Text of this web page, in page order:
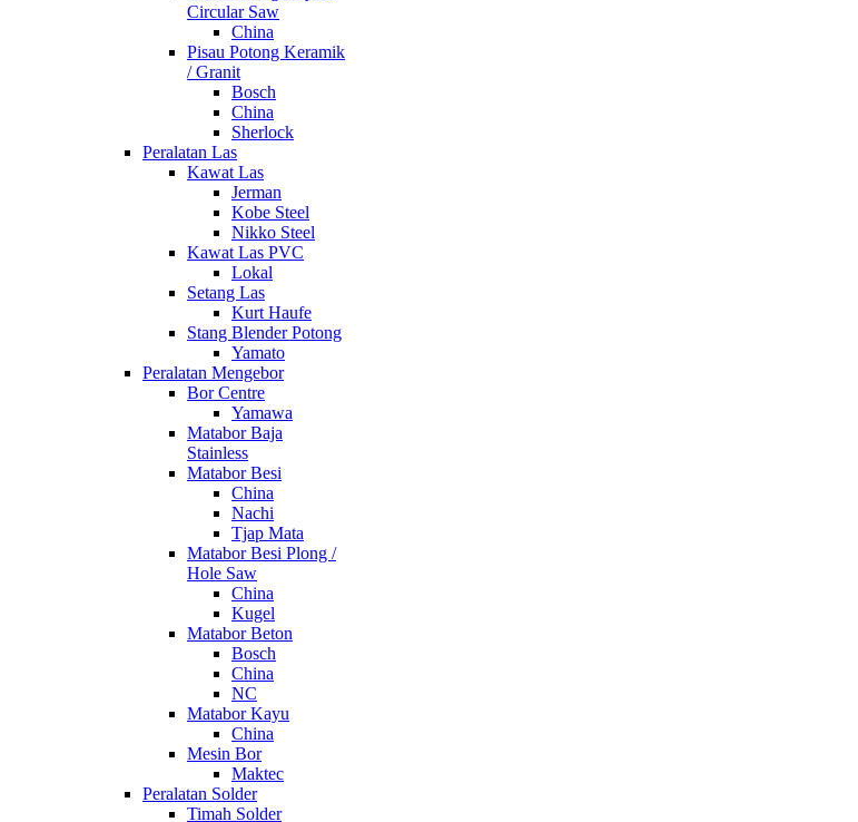
Circular Saw
China
Pisau Potong Keramik
/ Granit
Bosch
China
Sherlock
Peralatan Las
Kawat Las
Jerman
Kobe Steel
Nikko Steel
Kawat Las PVC
Lokal
Setang Las
Kurt Haufe
Stang Blender Potong
Yamato
Peralatan Mengebor
Bor Centre
Yamawa
Matabor Baja
Stainless
Matabor Besi
China
Nachi
Tjap Mata
Matabor Besi Plong /
Hole Saw
China
Kugel
Matabor Beton
Bosch
China
NC
Matabor Kayu
China
Mesin Bor
Maktec
Peralatan Solder
Timah Solder